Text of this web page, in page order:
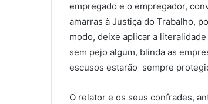
empregado e o empregador,
amarras à Justiça do Trabalho,
modo, deixe aplicar a
sem pejo algum, blinda as
escusos estarão sempre
O relator e os seus confrades,